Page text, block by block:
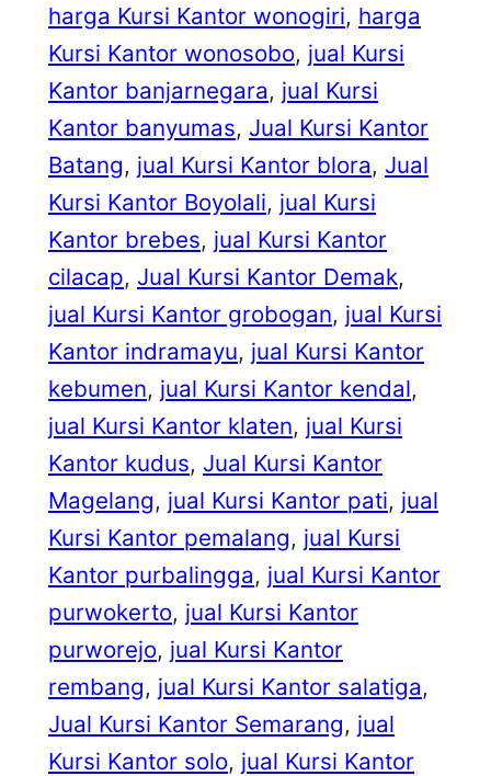
harga Kursi Kantor wonogiri, harga
Kursi Kantor wonosobo, jual Kursi
Kantor banjarnegara, jual Kursi
Kantor banyumas, Jual Kursi Kantor
Batang, jual Kursi Kantor blora, Jual
Kursi Kantor Boyolali, jual Kursi
Kantor brebes, jual Kursi Kantor
cilacap, Jual Kursi Kantor Demak
jual Kursi Kantor grobogan, jual Kursi
Kantor indramayu, jual Kursi Kantor
kebumen, jual Kursi Kantor kendal
jual Kursi Kantor klaten, jual Kursi
Kantor kudus, Jual Kursi Kantor
Magelang, jual Kursi Kantor pati, jual
Kursi Kantor pemalang, jual Kursi
Kantor purbalingga, jual Kursi Kantor
purwokerto, jual Kursi Kantor
purworejo, jual Kursi Kantor
rembang, jual Kursi Kantor salatiga
Jual Kursi Kantor Semarang, jual
Kursi Kantor solo, jual Kursi Kantor